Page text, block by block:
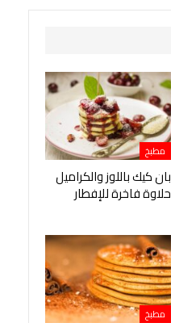
مطبخ
بان كيك باللوز والكراميل
حلاوة فاخرة للإفطار
مطبخ